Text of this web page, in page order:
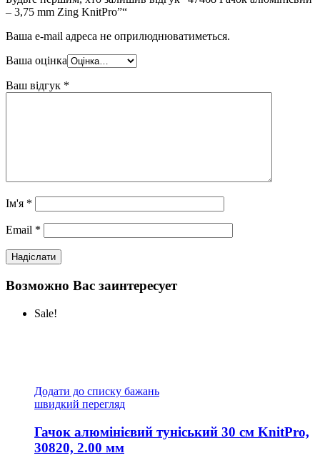
– 3,75 mm Zing KnitPro”“
Ваша e-mail адреса не оприлюднюватиметься.
Ваша оцінка
Ваш відгук *
Ім'я *
Email *
Возможно Вас заинтересует
Sale!
Додати до списку бажань
швидкий перегляд
Гачок алюмінієвий туніський 30 см KnitPro,
30820, 2.00 мм